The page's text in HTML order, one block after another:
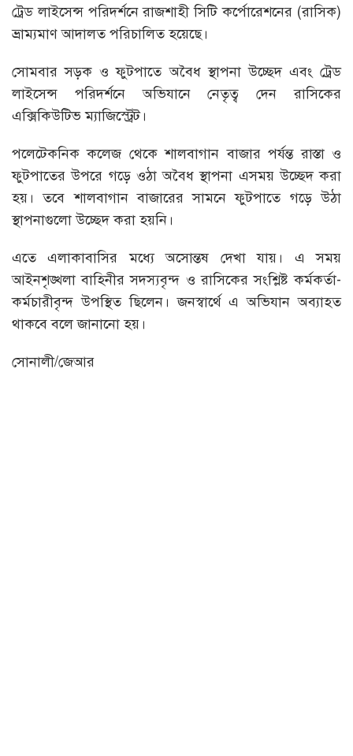
ট্রেড লাইসেন্স পরিদর্শনে রাজশাহী সিটি কর্পোরেশনের (রাসিক)
ভ্রাম্যমাণ আদালত পরিচালিত হয়েছে।
সোমবার সড়ক ও ফুটপাতে অবৈধ স্থাপনা উচ্ছেদ এবং ট্রেড
লাইসেন্স পরিদর্শনে অভিযানে নেতৃত্ব দেন রাসিকের
এক্সিকিউটিভ ম্যাজিস্ট্রেট।
পলেটেকনিক কলেজ থেকে শালবাগান বাজার পর্যন্ত রাস্তা ও
ফুটপাতের উপরে গড়ে ওঠা অবৈধ স্থাপনা এসময় উচ্ছেদ করা
হয়। তবে শালবাগান বাজারের সামনে ফুটপাতে গড়ে উঠা
স্থাপনাগুলো উচ্ছেদ করা হয়নি।
এতে এলাকাবাসির মধ্যে অসোন্তষ দেখা যায়। এ সময়
আইনশৃঙ্খলা বাহিনীর সদস্যবৃন্দ ও রাসিকের সংশ্লিষ্ট কর্মকর্তা-
কর্মচারীবৃন্দ উপস্থিত ছিলেন। জনস্বার্থে এ অভিযান অব্যাহত
থাকবে বলে জানানো হয়।
সোনালী/জেআর